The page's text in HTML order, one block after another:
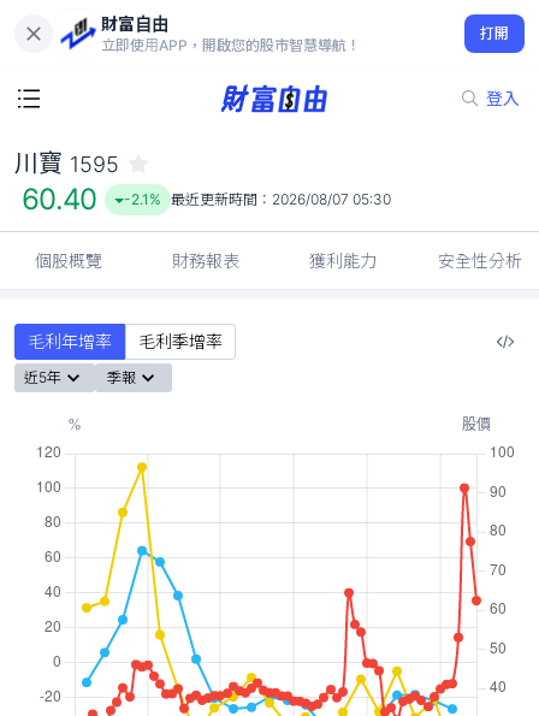
財富自由
立即使用APP，開啟您的股市智慧導航！
打開
登入
60.40
-2.1%
川寶 1595
60.40 -2.1% 最近更新時間： 2026/08/07 05:30
個股概覽 財務報表 獲利能力 安全性分析
毛利年增率 毛利季增率
近5年 季報